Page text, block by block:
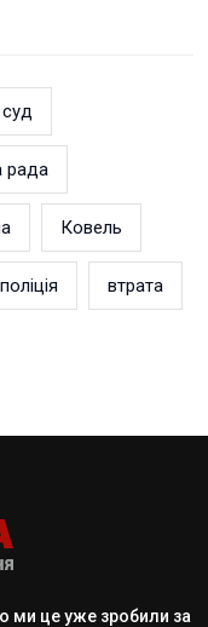
суд
рада
Ковель
поліція втрата
ми це уже зробили за